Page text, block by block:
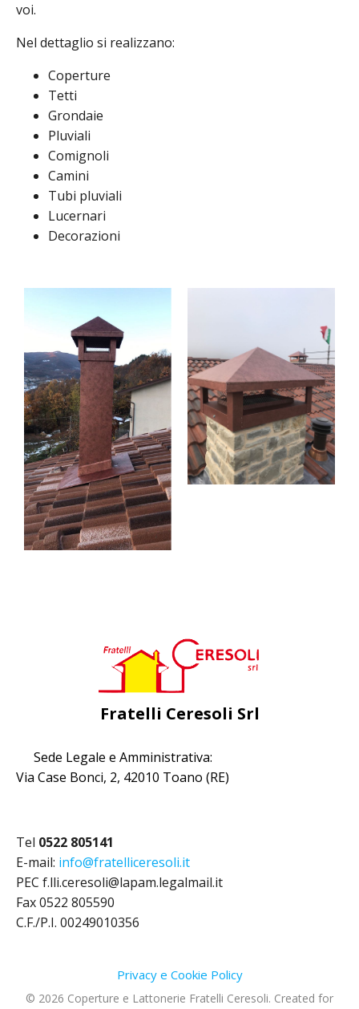
voi.
Nel dettaglio si realizzano:
Coperture
Tetti
Grondaie
Pluviali
Comignoli
Camini
Tubi pluviali
Lucernari
Decorazioni
Fratelli Ceresoli Srl
Sede Legale e Amministrativa:
Via Case Bonci, 2, 42010 Toano (RE)
Tel 0522 805141
E-mail: info@fratelliceresoli.it
PEC f.lli.ceresoli@lapam.legalmail.it
Fax 0522 805590
C.F./P.I. 00249010356
Privacy e Cookie Policy
© 2026 Coperture e Lattonerie Fratelli Ceresoli. Created for